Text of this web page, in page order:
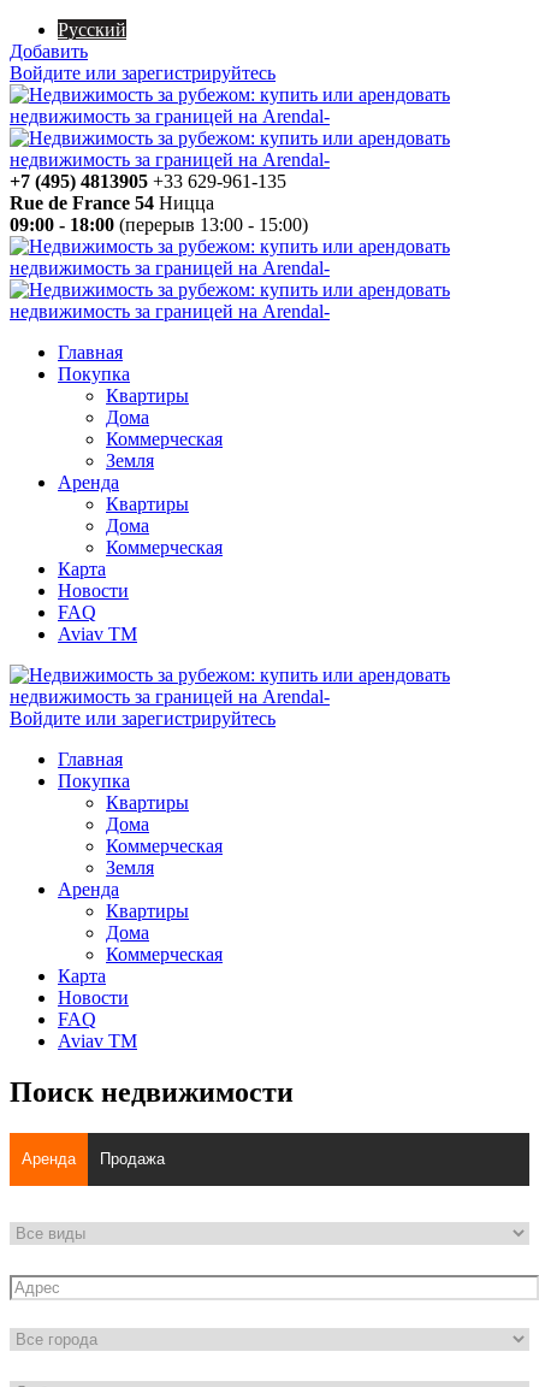
Русский
Добавить
Войдите или зарегистрируйтесь
+7 (495) 4813905 +33 629-961-135
Rue de France 54 Ницца
09:00 - 18:00 (перерыв 13:00 - 15:00)
Главная
Покупка
Квартиры
Дома
Коммерческая
Земля
Аренда
Квартиры
Дома
Коммерческая
Карта
Новости
FAQ
Aviav TM
Войдите или зарегистрируйтесь
Главная
Покупка
Квартиры
Дома
Коммерческая
Земля
Аренда
Квартиры
Дома
Коммерческая
Карта
Новости
FAQ
Aviav TM
Поиск недвижимости
Аренда Продажа